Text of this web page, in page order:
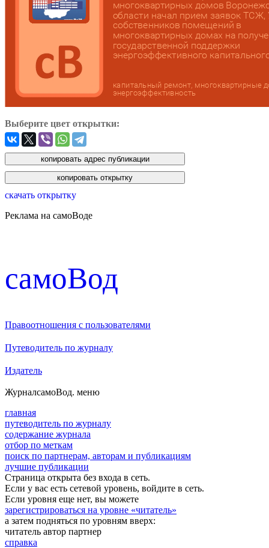
Выберите цвет открытки:
скачать открытку
Реклама на самоВоде
cамоВод
Правоотношения с пользователями
Путеводитель по журналу
Издатель
ЖурналсамоВод. меню
главная
путеводитель по журналу
содержание журнала
отбор по меткам
поиск по партнерам, авторам и публикациям
лучшие публикации
Страница открыта без входа в сеть.
Если у вас есть сетевой уровень, войдите в сеть.
Если уровня еще нет, вы можете
зарегистрироваться на уровне «читатель»
а затем подняться по уровням вверх:
читатель автор партнер
справка